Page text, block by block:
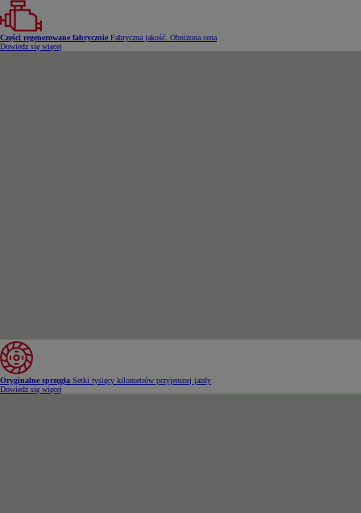
Części regenerowane fabrycznie Fabryczna jakość. Obniżona cena
Dowiedz się więcej
Oryginalne sprzęgła Setki tysięcy kilometrów przyjemnej jazdy
Dowiedz się więcej